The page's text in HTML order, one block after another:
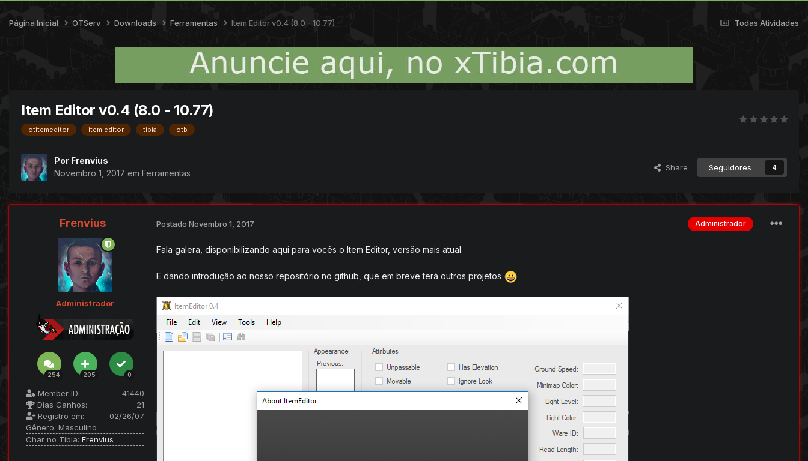
Todas Atividades
Página Inicial OTServ Downloads Ferramentas Item Editor v0.4 (8.0 - 10.77)
Item Editor v0.4 (8.0 - 10.77)
otitemeditor item editor tibia otb
Por Frenvius
Novembro 1, 2017 em Ferramentas
Share Seguidores 4
Frenvius
Administrador
254 205 0
Member ID:
41440
Dias Ganhos:
21
Registro em:
02/26/07
Gênero: Masculino
Char no Tibia: Frenvius
Administrador
Postado Novembro 1, 2017
Fala galera, disponibilizando aqui para vocês o Item Editor, versão mais atual.
E dando introdução ao nosso repositório no github, que em breve terá outros projetos